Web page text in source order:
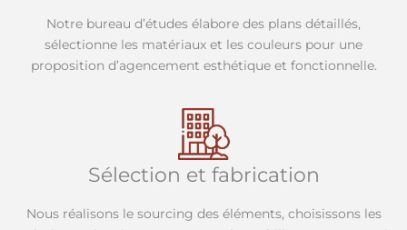
Notre bureau d’études élabore des plans détaillés,
sélectionne les matériaux et les couleurs pour une
proposition d’agencement esthétique et fonctionnelle.
Sélection et fabrication
Nous réalisons le sourcing des éléments, choisissons les